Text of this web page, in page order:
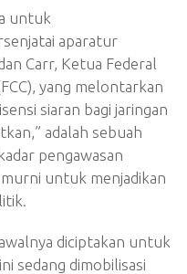
untuk
aparatur
Carr, Ketua Federal
yang melontarkan
siaran bagi jaringan
adalah sebuah
pengawasan
untuk menjadikan
diciptakan untuk
sedang dimobilisasi